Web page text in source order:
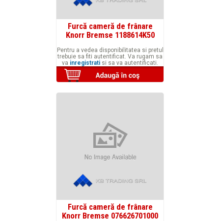
Furcă cameră de frânare
Knorr Bremse 1188614K50
Pentru a vedea disponibilitatea si pretul
trebuie sa fiti autentificat. Va rugam sa
va inregistrati si sa va autentificati.
Furcă cameră de frânare
Knorr Bremse 076626701000